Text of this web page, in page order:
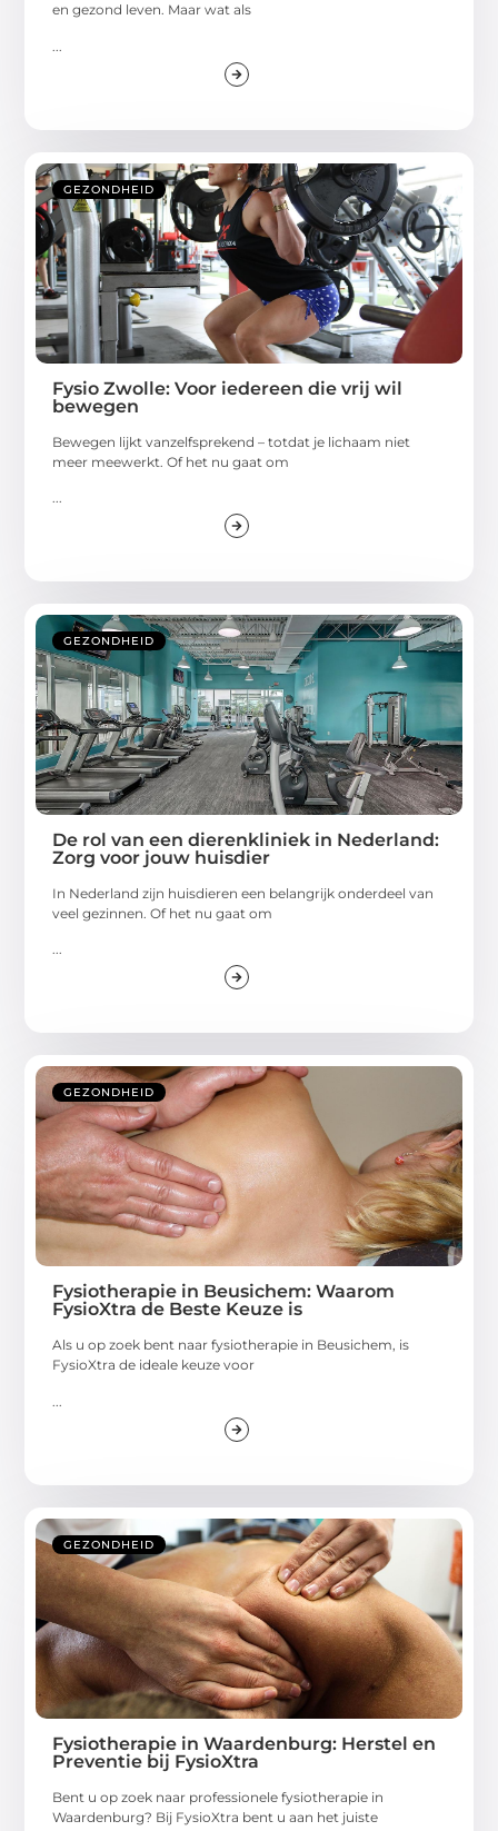
en gezond leven. Maar wat als
GEZONDHEID
Fysio Zwolle: Voor iedereen die vrij wil
bewegen
Bewegen lijkt vanzelfsprekend – totdat je lichaam niet
meer meewerkt. Of het nu gaat om
...
GEZONDHEID
De rol van een dierenkliniek in Nederland:
Zorg voor jouw huisdier
In Nederland zijn huisdieren een belangrijk onderdeel van
veel gezinnen. Of het nu gaat om
...
GEZONDHEID
Fysiotherapie in Beusichem: Waarom
FysioXtra de Beste Keuze is
Als u op zoek bent naar fysiotherapie in Beusichem, is
FysioXtra de ideale keuze voor
GEZONDHEID
Fysiotherapie in Waardenburg: Herstel en
Preventie bij FysioXtra
Bent u op zoek naar professionele fysiotherapie in
Waardenburg? Bij FysioXtra bent u aan het juiste